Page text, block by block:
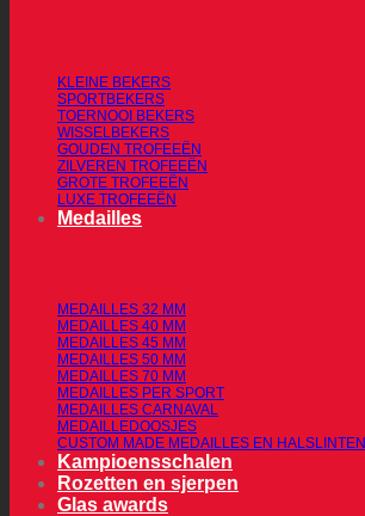
KLEINE BEKERS
SPORTBEKERS
TOERNOOI BEKERS
WISSELBEKERS
GOUDEN TROFEEËN
ZILVEREN TROFEEËN
GROTE TROFEEËN
LUXE TROFEEËN
Medailles
MEDAILLES 32 MM
MEDAILLES 40 MM
MEDAILLES 45 MM
MEDAILLES 50 MM
MEDAILLES 70 MM
MEDAILLES PER SPORT
MEDAILLES CARNAVAL
MEDAILLEDOOSJES
CUSTOM MADE MEDAILLES EN HALSLINTEN
Kampioensschalen
Rozetten en sjerpen
Glas awards